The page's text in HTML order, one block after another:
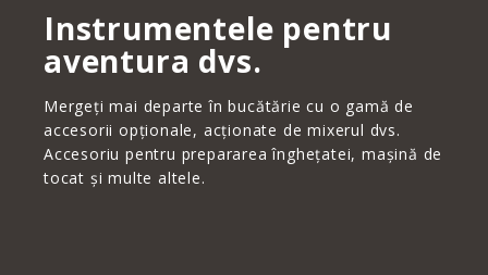
Instrumentele pentru
aventura dvs.
Mergeți mai departe în bucătărie cu o gamă de
accesorii opționale, acționate de mixerul dvs.
Accesoriu pentru prepararea înghețatei, mașină de
tocat și multe altele.